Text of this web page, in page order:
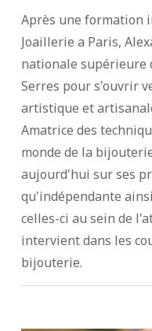
Après une formation
Joaillerie a Paris,
nationale supérieure
Serres pour s'ouvrir
artistique et
Amatrice des
monde de la
aujourd'hui sur ses
qu'indépendante
celles-ci au sein de
intervient dans les
bijouterie.